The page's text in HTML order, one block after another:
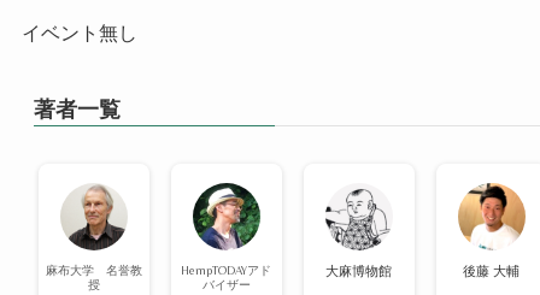
イベント無し
著者一覧
麻布大学 名誉教
授
HempTODAYアド
バイザー
大麻博物館 後藤 大輔